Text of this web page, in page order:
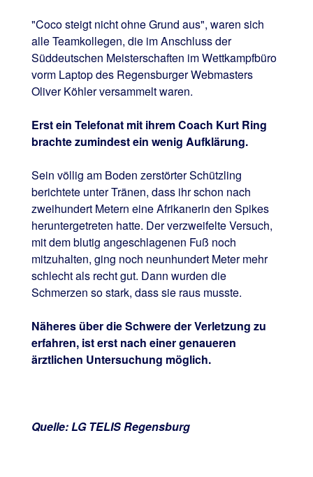
"Coco steigt nicht ohne Grund aus", waren sich
alle Teamkollegen, die im Anschluss der
Süddeutschen Meisterschaften im Wettkampfbüro
vorm Laptop des Regensburger Webmasters
Oliver Köhler versammelt waren.
Erst ein Telefonat mit ihrem Coach Kurt Ring
brachte zumindest ein wenig Aufklärung.
Sein völlig am Boden zerstörter Schützling
berichtete unter Tränen, dass ihr schon nach
zweihundert Metern eine Afrikanerin den Spikes
heruntergetreten hatte. Der verzweifelte Versuch,
mit dem blutig angeschlagenen Fuß noch
mitzuhalten, ging noch neunhundert Meter mehr
schlecht als recht gut. Dann wurden die
Schmerzen so stark, dass sie raus musste.
Näheres über die Schwere der Verletzung zu
erfahren, ist erst nach einer genaueren
ärztlichen Untersuchung möglich.
Quelle: LG TELIS Regensburg